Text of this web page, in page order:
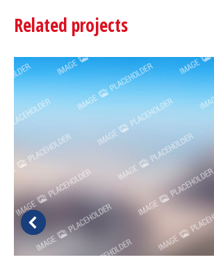
Related projects